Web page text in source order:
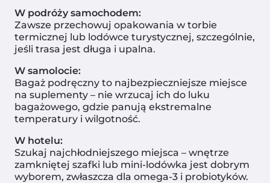
W podróży samochodem:
Zawsze przechowuj opakowania w torbie
termicznej lub lodówce turystycznej, szczególnie,
jeśli trasa jest długa i upalna.
W samolocie:
Bagaż podręczny to najbezpieczniejsze miejsce
na suplementy – nie wrzucaj ich do luku
bagażowego, gdzie panują ekstremalne
temperatury i wilgotność.
W hotelu:
Szukaj najchłodniejszego miejsca – wnętrze
zamkniętej szafki lub mini-lodówka jest dobrym
wyborem, zwłaszcza dla omega-3 i probiotyków.